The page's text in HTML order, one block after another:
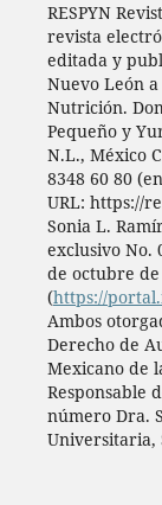
RESPYN
revista
editada y
Nuevo León
Nutrición.
Pequeño y
N.L., México
8348 60 80
URL: https://
Sonia L.
exclusivo No.
de octubre de
(https://
Ambos
Derecho de
Mexicano de
Responsable
número Dra.
Universitaria,